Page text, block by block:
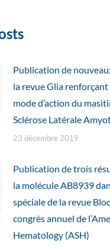
Publication de
la revue Glia
mode d’action du
Sclérose Latérale
23 décembre 2019
Publication de trois
la molécule AB8939
spéciale de la revue
congrès annuel de
Hematology (ASH)